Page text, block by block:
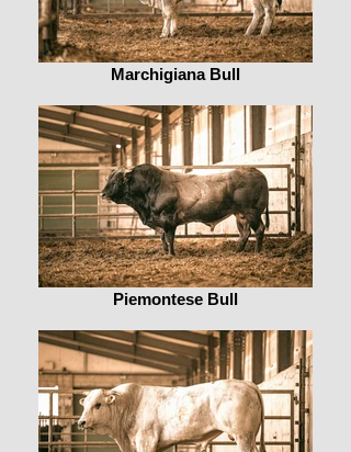
Marchigiana Bull
Piemontese Bull